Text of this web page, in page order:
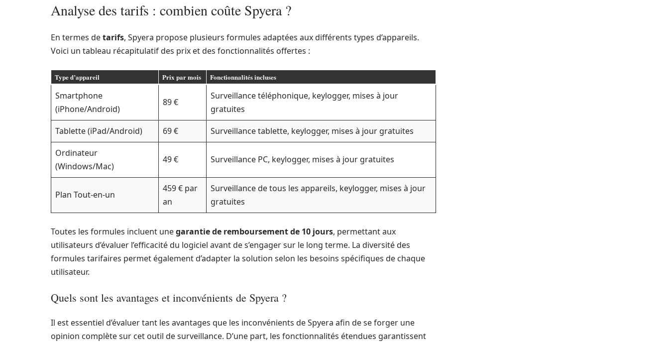
Analyse des tarifs : combien coûte Spyera ?
En termes detarifs, Spyera propose plusieurs formules adaptées aux différents types d’appareils.
Voici un tableau récapitulatif des prix et des fonctionnalités offertes :
Type d’appareil Prix par mois Fonctionnalités incluses
Smartphone
(iPhone/Android)
89 €
Surveillance téléphonique, keylogger, mises à jour
gratuites
Tablette (iPad/Android)
69 €
Surveillance tablette, keylogger, mises à jour gratuites
Ordinateur
(Windows/Mac)
49 € Surveillance PC, keylogger, mises à jour gratuites
Plan Tout-en-un
459 € par
an
Surveillance de tous les appareils, keylogger, mises à jour
gratuites
Toutes les formules incluent unegarantie de remboursement de 10 jours, permettant aux
utilisateurs d’évaluer l’efficacité du logiciel avant de s’engager sur le long terme. La diversité des
formules tarifaires permet également d’adapter la solution selon les besoins spécifiques de chaque
utilisateur.
Quels sont les avantages et inconvénients de Spyera ?
Il est essentiel d’évaluer tant les avantages que les inconvénients de Spyera afin de se forger une
opinion complète sur cet outil de surveillance. D’une part, les fonctionnalités étendues garantissent